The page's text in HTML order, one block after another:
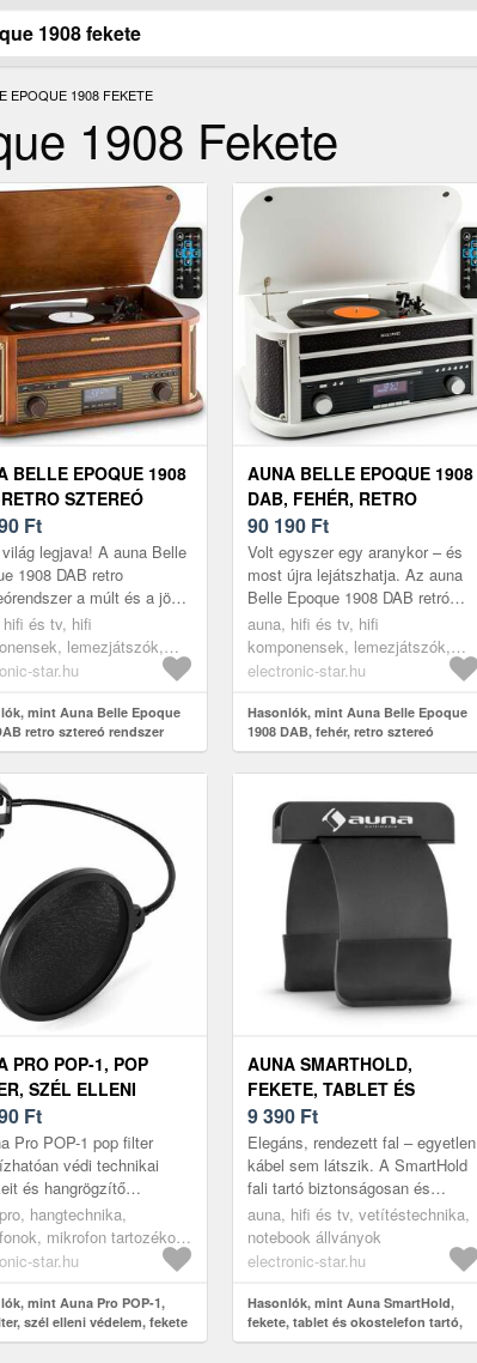
EPOQUE 1908 FEKETE
1908 Fekete
BELLE EPOQUE 1908
SZTEREÓ
DAB+
Ft
legjava! A auna Belle
1908 DAB retro
a múlt és a jövő
lejátszási
és tv, hifi
lemezjátszók,
star.hu
mint Auna Belle Epoque
retro sztereó rendszer
DAB+
AUNA BELLE EPOQUE 1908
DAB, FEHÉR, RETRO
SZTEREÓ RENDSZER,
GRAMOFON, DAB+
90 190 Ft
Volt egyszer egy aranykor – és
most újra lejátszhatja. Az auna
Belle Epoque 1908 DAB retró
sztereórendszer egyetlen
elegáns szekrénybe sűríti a
bak...
auna, hifi és tv, hifi
komponensek, lemezjátszók,
retro lemezjátszók
electronic-star.hu
Hasonlók, mint Auna Belle Epoque
1908 DAB, fehér, retro sztereó
rendszer, gramofon, DAB+
PRO POP-1, POP
SZÉL ELLENI
FEKETE
Ft
Pro POP-1 pop filter
védi technikai
és hangrögzítő
a kellemetlen
szemben,
a...
hangtechnika,
mikrofon tartozékok,
szűrők
star.hu
mint Auna Pro POP-1,
szél elleni védelem, fekete
AUNA SMARTHOLD,
FEKETE, TABLET ÉS
OKOSTELEFON TARTÓ,
FÉM, GUMI, RUGALMAS,
HORDOZHATÓ
9 390 Ft
Elegáns, rendezett fal – egyetlen
kábel sem látszik. A SmartHold
fali tartó biztonságosan és
rugalmasan rögzíti a televíziót a
nappaliban, hálószob...
auna, hifi és tv, vetítéstechnika,
notebook állványok
electronic-star.hu
Hasonlók, mint Auna SmartHold,
fekete, tablet és okostelefon tartó,
fém, gumi, rugalmas, hordozható